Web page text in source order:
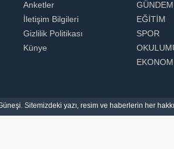
Anketler
İletişim Bilgileri
Gizlilik Politikası
Künye
GÜNDEM
EĞİTİM
SPOR
Sitemizdeki yazı, resim ve haberlerin her